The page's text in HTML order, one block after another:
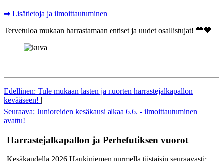
➡ Lisätietoja ja ilmoittautuminen
Tervetuloa mukaan harrastamaan entiset ja uudet osallistujat! 💛💙
Edellinen: Tule mukaan lasten ja nuorten harrastejalkapallon
kevääseen! |
Seuraava: Junioreiden kesäkausi alkaa 6.6. - ilmoittautuminen
avattu!
Harrastejalkapallon ja Perhefutiksen vuorot
Kesäkaudella 2026 Haukiniemen nurmella tiistaisin seuraavasti: